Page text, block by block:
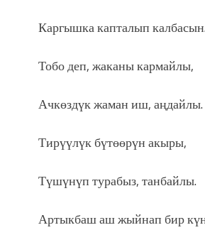
Каргышка капталып
Тобо деп, жаканы кармайлы,
Ачкөздүк жаман иш, аңдайлы.
Тирүүлүк бүтөөрүн акыры,
Түшүнүп турабыз, танбайлы.
Артыкбаш аш жыйнап бир